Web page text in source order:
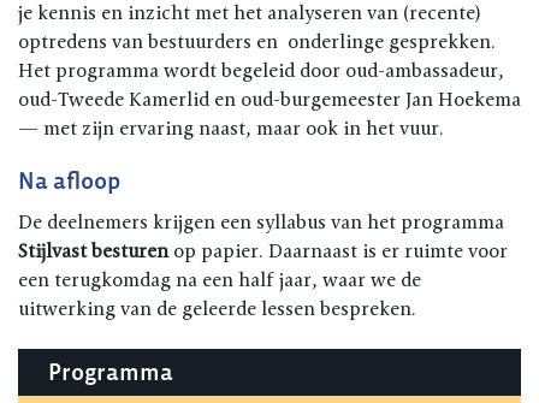
je kennis en inzicht met het analyseren van (recente)
optredens van bestuurders en onderlinge gesprekken.
Het programma wordt begeleid door oud-ambassadeur,
oud-Tweede Kamerlid en oud-burgemeester Jan Hoekema
— met zijn ervaring naast, maar ook in het vuur.
Na afloop
De deelnemers krijgen een syllabus van het programma
Stijlvast besturenop papier. Daarnaast is er ruimte voor
een terugkomdag na een half jaar, waar we de
uitwerking van de geleerde lessen bespreken.
Programma